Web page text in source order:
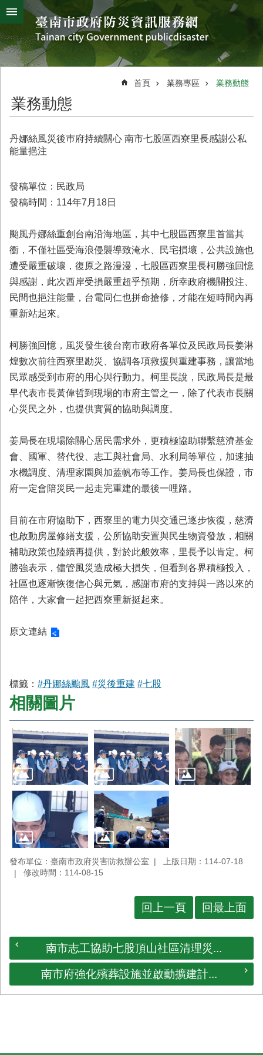
跳到主要內容區塊
搜
尋
進
階
搜
熱
字
颱
風
災
害
救
辦
簡
介
防
新
聞
業
務
專
區
便
民
服
務
網
站
覽
回
首
頁
府
首
頁
首頁 業務專區 業務動態
業務動態
丹娜絲風災後巿府持續關心 南市七股區西寮里長感謝公私
能量挹注
發稿單位：民政局
發稿時間：114年7月18日
颱風丹娜絲重創台南沿海地區，其中七股區西寮里首當其
衝，不僅社區受海浪侵襲導致淹水、民宅損壞，公共設施也
遭受嚴重破壞，復原之路漫漫，七股區西寮里長柯勝強回憶
與感謝，此次西岸受損嚴重超乎預期，所幸政府機關投注、
民間也挹注能量，台電同仁也拼命搶修，才能在短時間內再
重新站起來。
柯勝強回憶，風災發生後台南市政府各單位及民政局長姜淋
煌數次前往西寮里勘災、協調各項救援與重建事務，讓當地
民眾感受到市府的用心與行動力。柯里長說，民政局長是最
早代表市長黃偉哲到現場的市府主管之一，除了代表市長關
心災民之外，也提供實質的協助與調度。
姜局長在現場除關心居民需求外，更積極協助聯繫慈濟基金
會、國軍、替代役、志工與社會局、水利局等單位，加速抽
水機調度、清理家園與加蓋帆布等工作。姜局長也保證，市
府一定會陪災民一起走完重建的最後一哩路。
目前在市府協助下，西寮里的電力與交通已逐步恢復，慈濟
也啟動房屋修繕支援，公所協助安置與民生物資發放，相關
補助政策也陸續再提供，對於此般效率，里長予以肯定。柯
勝強表示，儘管風災造成極大損失，但看到各界積極投入，
社區也逐漸恢復信心與元氣，感謝市府的支持與一路以來的
陪伴，大家會一起把西寮重新挺起來。
原文連結
標籤： #丹娜絲颱風 #災後重建 #七股
相關圖片
發布單位：臺南市政府災害防救辦公室
上版日期：114-07-18
修改時間：114-08-15
回上一頁 回最上面
南市志工協助七股頂山社區清理災...
南市府強化殯葬設施並啟動擴建計...